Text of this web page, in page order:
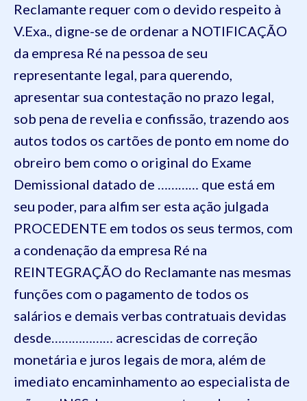
Reclamante requer com o devido respeito à
V.Exa., digne-se de ordenar a NOTIFICAÇÃO
da empresa Ré na pessoa de seu
representante legal, para querendo,
apresentar sua contestação no prazo legal,
sob pena de revelia e confissão, trazendo aos
autos todos os cartões de ponto em nome do
obreiro bem como o original do Exame
Demissional datado de ………… que está em
seu poder, para alfim ser esta ação julgada
PROCEDENTE em todos os seus termos, com
a condenação da empresa Ré na
REINTEGRAÇÃO do Reclamante nas mesmas
funções com o pagamento de todos os
salários e demais verbas contratuais devidas
desde……………… acrescidas de correção
monetária e juros legais de mora, além de
imediato encaminhamento ao especialista de